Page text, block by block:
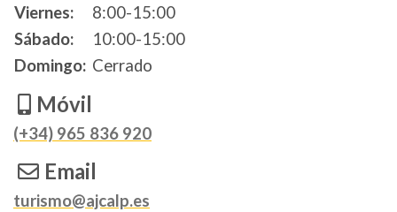
Viernes:
8:00-15:00
Sábado:
10:00-15:00
Domingo: Cerrado
Móvil
(+34) 965 836 920
Email
turismo@ajcalp.es